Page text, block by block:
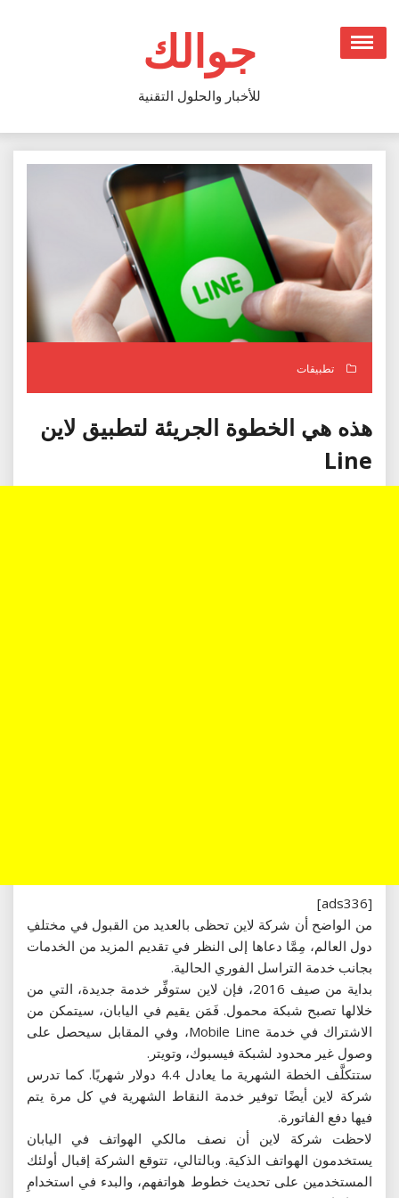
content
جوالك
للأخبار والحلول التقنية
تطبيقات
هذه هي الخطوة الجريئة لتطبيق لاين
Line
[ads336]
من الواضح أن شركة لاين تحظى بالعديد من القبول في مختلفِ
دول العالم، مِمَّا دعاها إلى النظر في تقديم المزيد من الخدمات
بجانب خدمة التراسل الفوري الحالية.
بداية من صيف 2016، فإن لاين ستوفِّر خدمة جديدة، التي من
خلالها تصبح شبكة محمول. فَمَن يقيم في اليابان، سيتمكن من
الاشتراك في خدمة Mobile Line، وفي المقابل سيحصل على
وصول غير محدود لشبكة فيسبوك، وتويتر.
ستتكلَّف الخطة الشهرية ما يعادل 4.4 دولار شهريًا. كما تدرس
شركة لاين أيضًا توفير خدمة النقاط الشهرية في كل مرة يتم
فيها دفع الفاتورة.
لاحظت شركة لاين أن نصف مالكي الهواتف في اليابان
يستخدمون الهواتف الذكية. وبالتالي، تتوقع الشركة إقبال أولئك
المستخدمين على تحديث خطوط هواتفهم، والبدء في استخدامِ